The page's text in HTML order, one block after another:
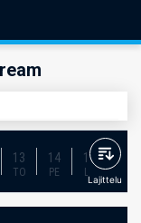
13
TO
14
PE
15
LA
16
Lajittelu